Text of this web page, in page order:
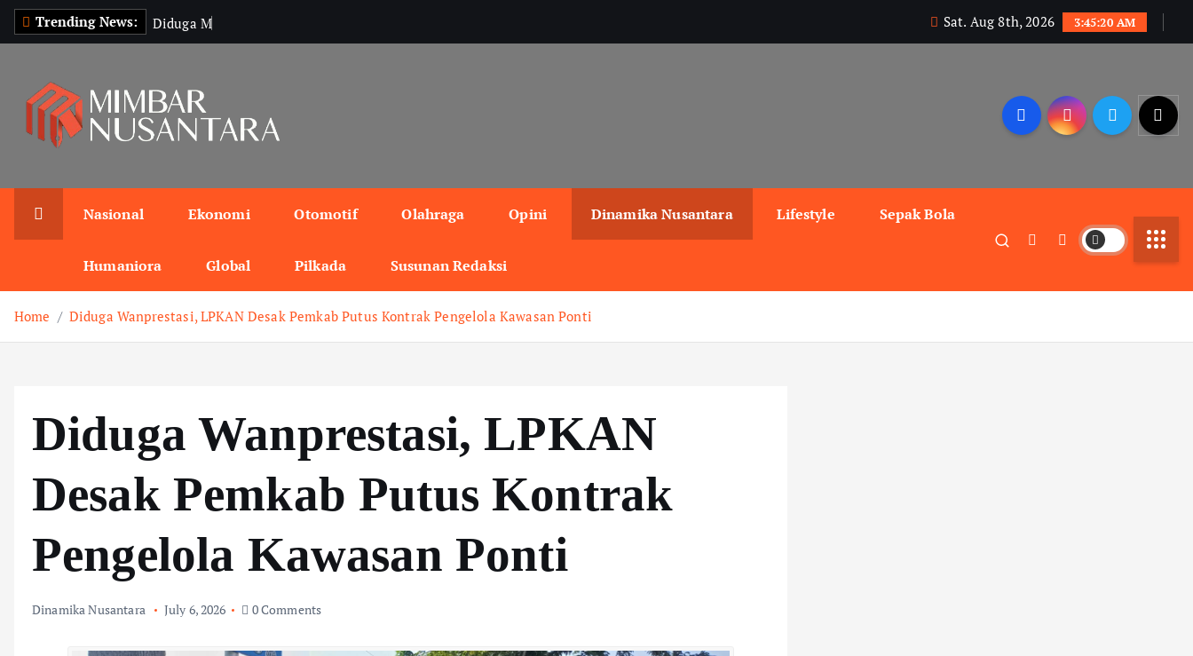
Trending News: Diduga M Sat. Aug 8th, 2026 3:45:21 AM
Nasional Ekonomi Otomotif Olahraga Opini Dinamika Nusantara Lifestyle Sepak Bola
Humaniora Global Pilkada Susunan Redaksi
Home Diduga Wanprestasi, LPKAN Desak Pemkab Putus Kontrak Pengelola Kawasan Ponti
Diduga Wanprestasi, LPKAN
Desak Pemkab Putus Kontrak
Pengelola Kawasan Ponti
Dinamika Nusantara July 6, 2026 0 Comments